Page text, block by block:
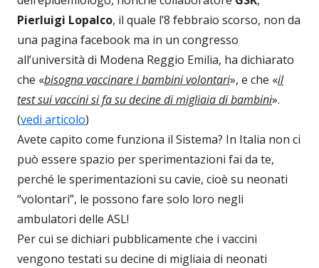
Pierluigi Lopalco, il quale l’8 febbraio scorso, non da
una pagina facebook ma in un congresso
all’università di Modena Reggio Emilia, ha dichiarato
che «bisogna vaccinare i bambini volontari», e che «il
test sui vaccini si fa su decine di migliaia di bambini».
(vedi articolo)
Avete capito come funziona il Sistema? In Italia non ci
può essere spazio per sperimentazioni fai da te,
perché le sperimentazioni su cavie, cioè su neonati
“volontari”, le possono fare solo loro negli
ambulatori delle ASL!
Per cui se dichiari pubblicamente che i vaccini
vengono testati su decine di migliaia di neonati